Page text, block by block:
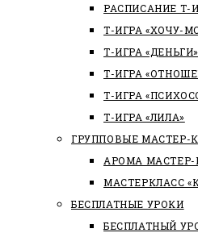
РАСПИСАНИЕ Т-
Т-ИГРА «ХОЧУ-
Т-ИГРА «ДЕНЬГИ»
Т-ИГРА
Т-ИГРА
Т-ИГРА «ЛИЛА»
ГРУППОВЫЕ МАСТЕР-
АРОМА МАСТЕР-
МАСТЕРКЛАСС
БЕСПЛАТНЫЕ УРОКИ
БЕСПЛАТНЫЙ